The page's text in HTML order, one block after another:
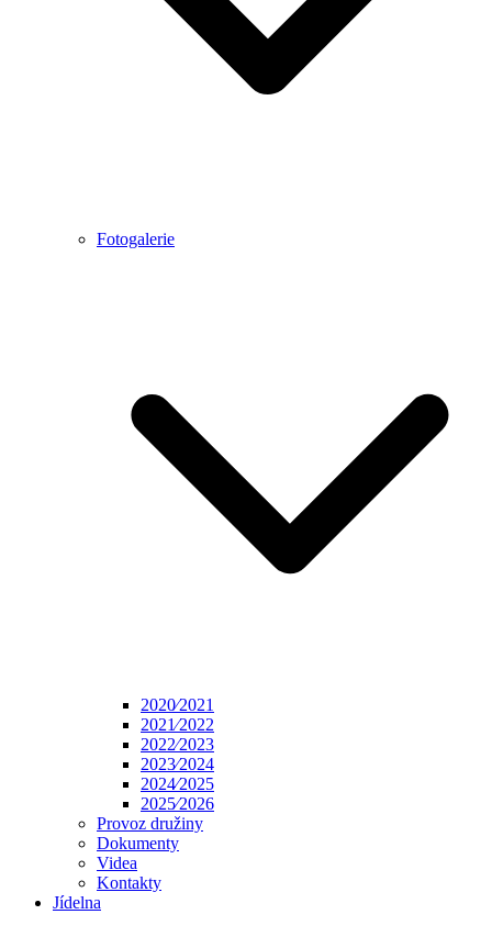
Fotogalerie
2020⁄2021
2021⁄2022
2022⁄2023
2023⁄2024
2024⁄2025
2025⁄2026
Provoz družiny
Dokumenty
Videa
Kontakty
Jídelna